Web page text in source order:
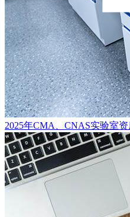
2025年CMA、CNAS实验室